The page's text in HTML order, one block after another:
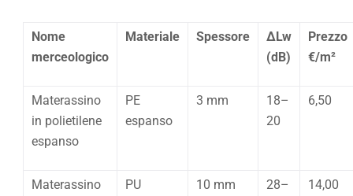
Nome
merceologico
Materiale Spessore
ΔLw
(dB)
Prezzo
€/m²
Materassino
in polietilene
espanso
PE
espanso
3 mm
18–
20
6,50
Materassino
PU 10 mm
28–
14,00